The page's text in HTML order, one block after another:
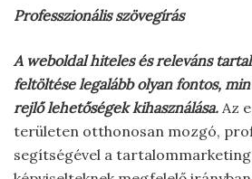
Professzionális szövegírás
A weboldal hiteles és releváns
feltöltése legalább olyan fontos,
rejlő lehetőségek kihasználása. Az
területen otthonosan mozgó,
segítségével a